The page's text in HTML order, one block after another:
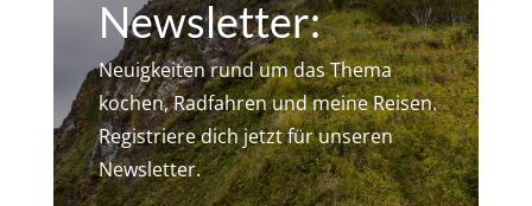
Newsletter:
Neuigkeiten rund um das Thema
kochen, Radfahren und meine Reisen.
Registriere dich jetzt für unseren
Newsletter.